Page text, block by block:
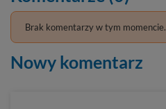
Brak komentarzy w tym momencie.
Nowy komentarz